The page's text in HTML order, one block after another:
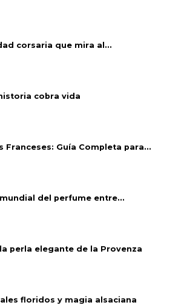
corsaria que mira al...
cobra vida
Franceses: Guía Completa para...
del perfume entre...
perla elegante de la Provenza
floridos y magia alsaciana